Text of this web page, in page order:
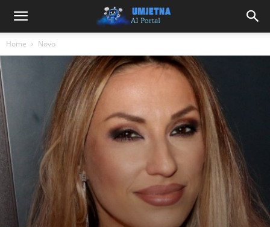
Home Novo